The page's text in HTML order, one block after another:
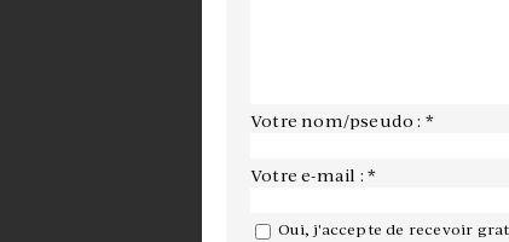
Votre nom/pseudo : *
Votre e-mail : *
Oui, j'accepte de recevoir